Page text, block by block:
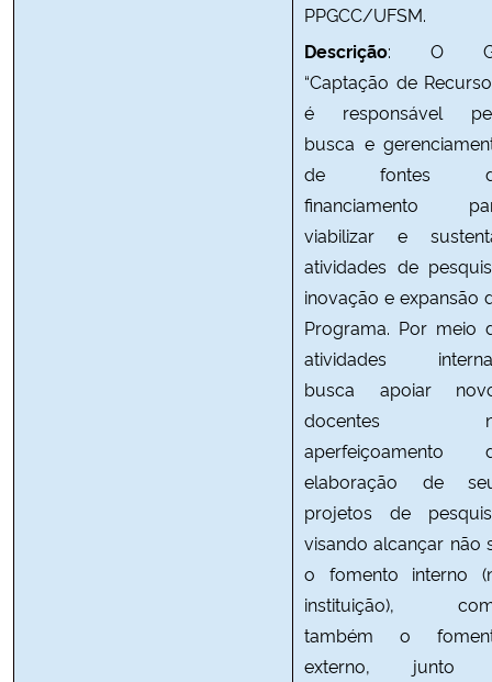
PPGCC/UFSM.
Descrição: O
“Captação de
é responsável
busca e
de fontes
financiamento
viabilizar e
atividades de
inovação e expansão
Programa. Por meio
atividades
busca apoiar
docentes
aperfeiçoamento
elaboração de
projetos de
visando alcançar não
o fomento interno
instituição),
também o
externo, junto